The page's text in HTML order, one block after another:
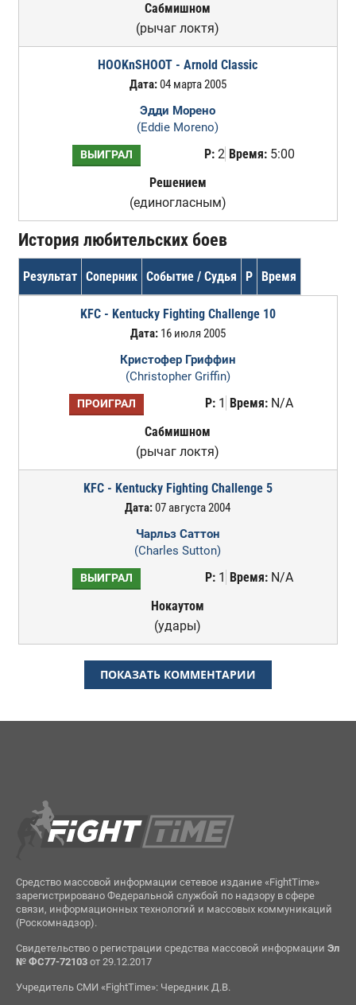
Сабмишном
(рычаг локтя)
HOOKnSHOOT - Arnold Classic
Дата:04 марта 2005
Эдди Морено
(Eddie Moreno)
ВЫИГРАЛ Р:2 Время:5:00
Решением
(единогласным)
История любительских боев
Результат Соперник Событие / Судья Р Время
KFC - Kentucky Fighting Challenge 10
Дата:16 июля 2005
Кристофер Гриффин
(Christopher Griffin)
ПРОИГРАЛ Р: 1 Время: N/A
Сабмишном
(рычаг локтя)
KFC - Kentucky Fighting Challenge 5
Дата:07 августа 2004
Чарльз Саттон
(Charles Sutton)
ВЫИГРАЛ Р: 1 Время: N/A
Нокаутом
(удары)
ПОКАЗАТЬ КОММЕНТАРИИ
Средство массовой информации сетевое издание «FightTime»
зарегистрировано Федеральной службой по надзору в сфере
связи, информационных технологий и массовых коммуникаций
(Роскомнадзор).
Свидетельство о регистрации средства массовой информации Эл
№ ФС77-72103от 29.12.2017
Учредитель СМИ «FightTime»: Чередник Д.В.